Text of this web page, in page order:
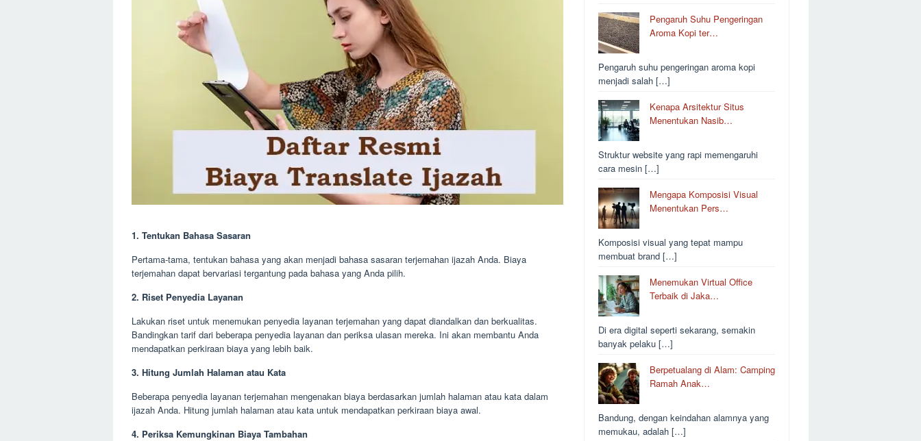
1. Tentukan Bahasa Sasaran
Pertama-tama, tentukan bahasa yang akan menjadi bahasa sasaran terjemahan ijazah Anda. Biaya
terjemahan dapat bervariasi tergantung pada bahasa yang Anda pilih.
2. Riset Penyedia Layanan
Lakukan riset untuk menemukan penyedia layanan terjemahan yang dapat diandalkan dan berkualitas.
Bandingkan tarif dari beberapa penyedia layanan dan periksa ulasan mereka. Ini akan membantu Anda
mendapatkan perkiraan biaya yang lebih baik.
3. Hitung Jumlah Halaman atau Kata
Beberapa penyedia layanan terjemahan mengenakan biaya berdasarkan jumlah halaman atau kata dalam
ijazah Anda. Hitung jumlah halaman atau kata untuk mendapatkan perkiraan biaya awal.
4. Periksa Kemungkinan Biaya Tambahan
Pengaruh Suhu Pengeringan
Aroma Kopi ter…
Pengaruh suhu pengeringan aroma kopi
menjadi salah […]
Kenapa Arsitektur Situs
Menentukan Nasib…
Struktur website yang rapi memengaruhi
cara mesin […]
Mengapa Komposisi Visual
Menentukan Pers…
Komposisi visual yang tepat mampu
membuat brand […]
Menemukan Virtual Office
Terbaik di Jaka…
Di era digital seperti sekarang, semakin
banyak pelaku […]
Berpetualang di Alam: Camping
Ramah Anak…
Bandung, dengan keindahan alamnya yang
memukau, adalah […]